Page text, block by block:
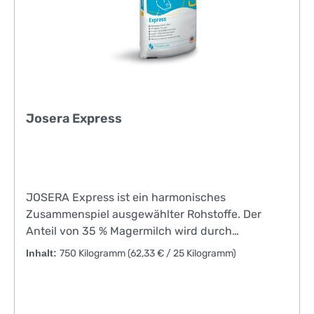
durch Senkung des Keimdrucks im Darm
geeignet zur Ein- und Mehr-Phasen-Fütterung
frühes Erstkalbealter sichere Aufzucht und
geringere Kälberverluste geringerer Zeitaufwand
durch „metabolische Programmierung”
Josera Express
JOSERA Express ist ein harmonisches
Zusammenspiel ausgewählter Rohstoffe. Der
Anteil von 35 % Magermilch wird durch
Molkenprotein und hydrolysiertes Weizenprotein
Inhalt: 750 Kilogramm(62,33 € / 25 Kilogramm)